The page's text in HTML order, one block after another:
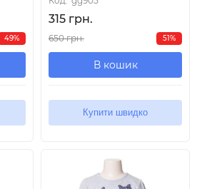
49%
315 грн.
650 грн. 51%
В кошик
Купити швидко